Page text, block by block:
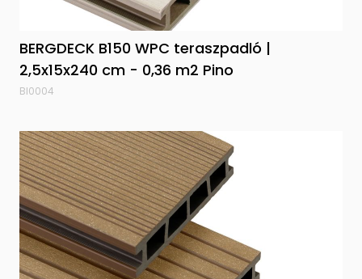
BERGDECK B150 WPC teraszpadló |
2,5x15x240 cm - 0,36 m2 Pino
BI0004